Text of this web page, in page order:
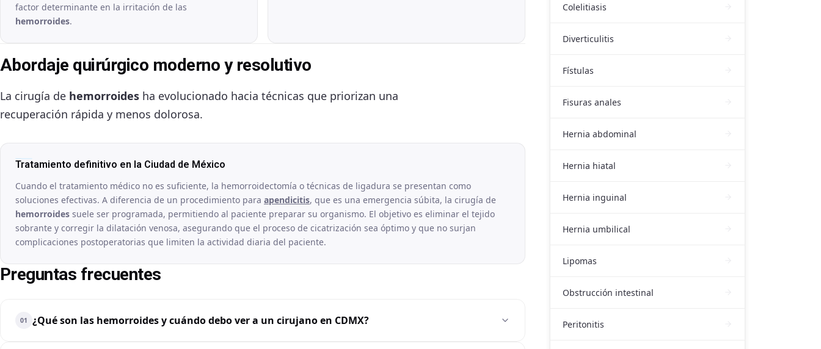
factor determinante en la irritación de las
hemorroides.
Abordaje quirúrgico moderno y resolutivo
La cirugía de hemorroides ha evolucionado hacia técnicas que priorizan una
recuperación rápida y menos dolorosa.
Tratamiento definitivo en la Ciudad de México
Cuando el tratamiento médico no es suficiente, la hemorroidectomía o técnicas de ligadura se presentan como
soluciones efectivas. A diferencia de un procedimiento para apendicitis, que es una emergencia súbita, la cirugía de
hemorroides suele ser programada, permitiendo al paciente preparar su organismo. El objetivo es eliminar el tejido
sobrante y corregir la dilatación venosa, asegurando que el proceso de cicatrización sea óptimo y que no surjan
complicaciones postoperatorias que limiten la actividad diaria del paciente.
Preguntas frecuentes
01 ¿Qué son las hemorroides y cuándo debo ver a un cirujano en CDMX?
Colelitiasis
Diverticulitis
Fístulas
Fisuras anales
Hernia abdominal
Hernia hiatal
Hernia inguinal
Hernia umbilical
Lipomas
Obstrucción intestinal
Peritonitis